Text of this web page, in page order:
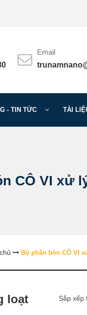
Email
- TIN TỨC TÀI
CÔ VI xử
Bộ phân bón CÔ VI
loạt Sắp xếp